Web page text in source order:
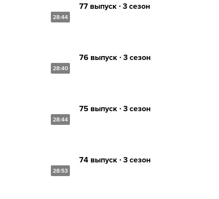
28:44
77 выпуск ∙ 3 сезон
28:40
76 выпуск ∙ 3 сезон
28:44
75 выпуск ∙ 3 сезон
28:53
74 выпуск ∙ 3 сезон